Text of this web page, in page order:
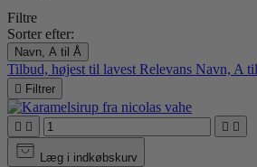
Filtre
Sorter efter:
Navn, A til Å
Tilbud, højest til lavest Relevans Navn, A
 Filtrer
   
Læg i indkøbskurv